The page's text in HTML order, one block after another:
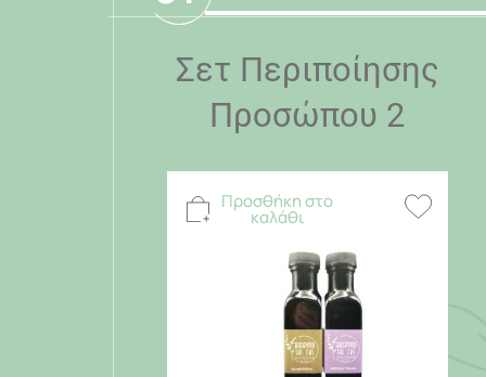
Σετ Περιποίησης
Προσώπου 2
Προσθήκη στο
καλάθι